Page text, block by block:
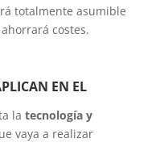
totalmente asumible
costes.
EN EL
la tecnología y
vaya a realizar